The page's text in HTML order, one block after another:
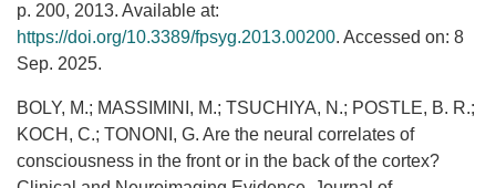
p. 200, 2013. Available at:
https://doi.org/10.3389/fpsyg.2013.00200. Accessed on: 8
Sep. 2025.
BOLY, M.; MASSIMINI, M.; TSUCHIYA, N.; POSTLE, B. R.;
KOCH, C.; TONONI, G. Are the neural correlates of
consciousness in the front or in the back of the cortex?